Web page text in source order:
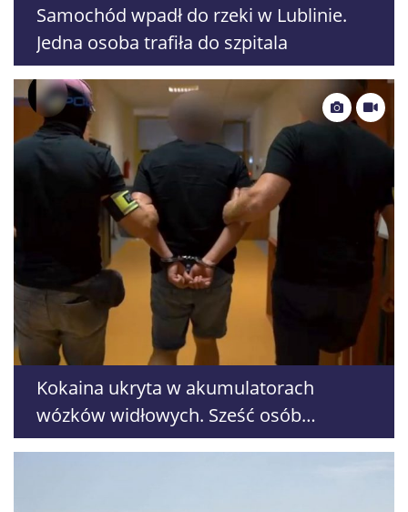
Samochód wpadł do rzeki w Lublinie.
Jedna osoba trafiła do szpitala
Kokaina ukryta w akumulatorach
wózków widłowych. Sześć osób
zatrzymanych w pięciu województwach